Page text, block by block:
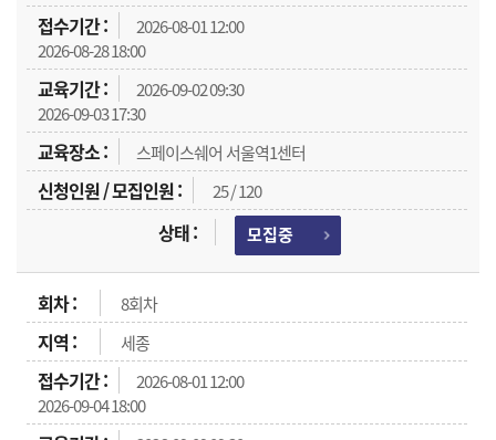
2026-08-01 12:00
2026-08-28 18:00
2026-09-02 09:30
2026-09-03 17:30
스페이스쉐어 서울역1센터
25 / 120
모집중
8회차
세종
2026-08-01 12:00
2026-09-04 18:00